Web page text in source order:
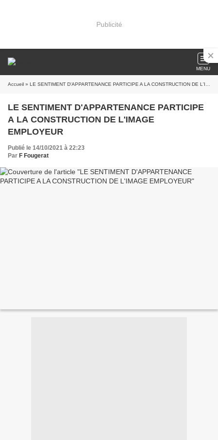
Publicité
MENU
Accueil » LE SENTIMENT D'APPARTENANCE PARTICIPE A LA CONSTRUCTION DE L'IMAGE EMPLOYEUR
LE SENTIMENT D'APPARTENANCE PARTICIPE
A LA CONSTRUCTION DE L'IMAGE
EMPLOYEUR
Publié le 14/10/2021 à 22:23
Par F Fougerat